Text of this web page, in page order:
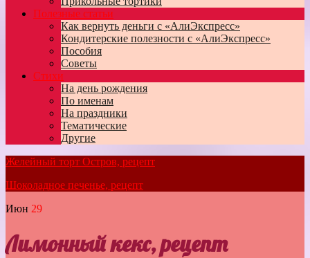
Полезные статьи
Как вернуть деньги с «АлиЭкспресс»
Кондитерские полезности с «АлиЭкспресс»
Пособия
Советы
Стихи
На день рождения
По именам
На праздники
Тематические
Другие
Желейный торт Остров, рецепт
Шоколадное печенье, рецепт
Июн 29
Лимонный кекс, рецепт